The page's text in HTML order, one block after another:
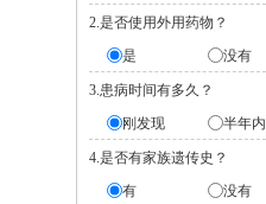
2.是否使用外用药物？
是
没有
3.患病时间有多久？
刚发现
半年内
4.是否有家族遗传史？
有
没有